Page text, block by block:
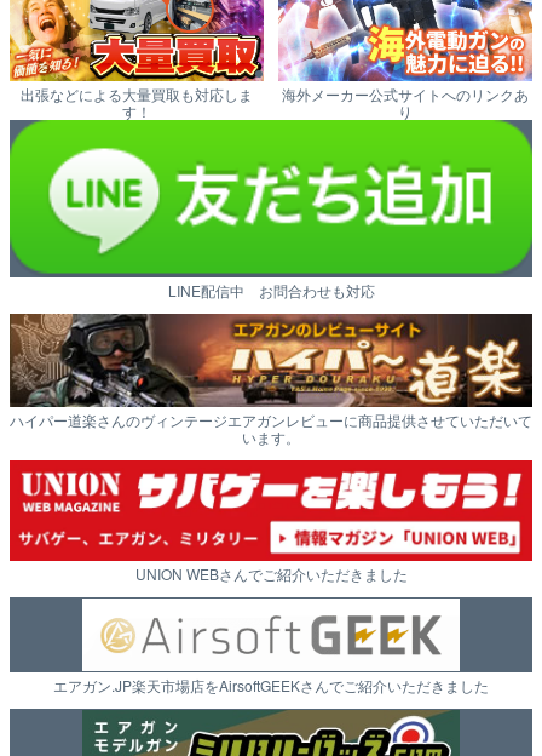
出張などによる大量買取も対応しま
す！
海外メーカー公式サイトへのリンクあ
り
LINE配信中 お問合わせも対応
ハイパー道楽さんのヴィンテージエアガンレビューに商品提供させていただいて
います。
UNION WEBさんでご紹介いただきました
エアガン.JP楽天市場店をAirsoftGEEKさんでご紹介いただきました